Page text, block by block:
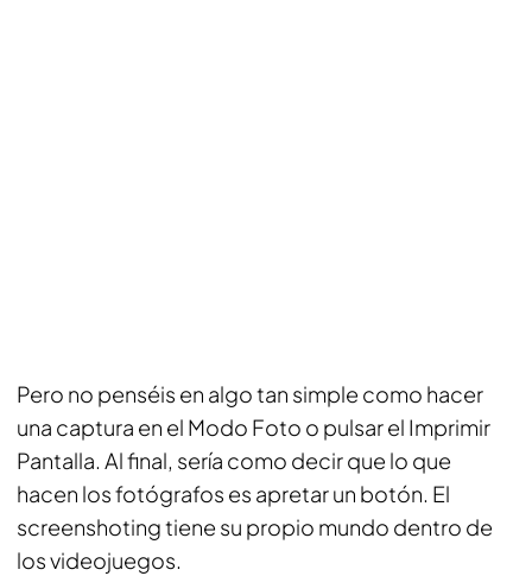
Pero no penséis en algo tan simple como hacer
una captura en el Modo Foto o pulsar el Imprimir
Pantalla. Al final, sería como decir que lo que
hacen los fotógrafos es apretar un botón. El
screenshoting tiene su propio mundo dentro de
los videojuegos.